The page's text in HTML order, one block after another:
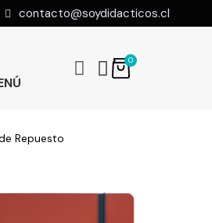
contacto@soydidacticos.cl
Repuesto